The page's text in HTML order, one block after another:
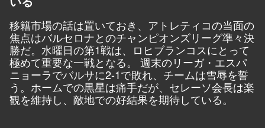
移籍市場の話は置いておき、アトレティコの当面の
焦点はバルセロナとのチャンピオンズリーグ準々決
勝だ。水曜日の第1戦は、ロヒブランコスにとって
極めて重要な一戦となる。 週末のリーガ・エスパ
ニョーラでバルサに2-1で敗れ、チームは雪辱を誓
う。ホームでの黒星は痛手だが、セレーソ会長は楽
観を維持し、敵地での好結果を期待している。